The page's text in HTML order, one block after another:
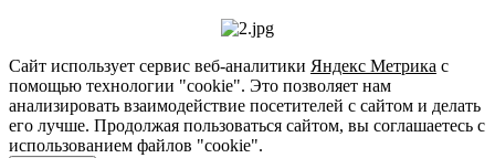
Сайт использует сервис веб-аналитики Яндекс Метрика с
помощью технологии "cookie". Это позволяет нам
анализировать взаимодействие посетителей с сайтом и делать
его лучше. Продолжая пользоваться сайтом, вы соглашаетесь с
использованием файлов "cookie".